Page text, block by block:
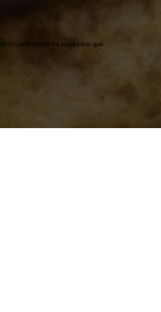
y cariño todos los productos que